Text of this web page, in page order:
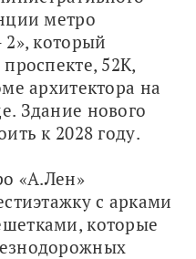
метро
который
52К,
архитектора на
Здание нового
к 2028 году.
«А.Лен»
с арками
которые